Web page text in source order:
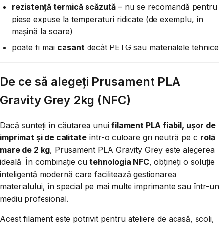
rezistență termică scăzută – nu se recomandă pentru
piese expuse la temperaturi ridicate (de exemplu, în
mașină la soare)
poate fi mai casant decât PETG sau materialele tehnice
De ce să alegeți Prusament PLA
Gravity Grey 2kg (NFC)
Dacă sunteți în căutarea unui filament PLA fiabil, ușor de
imprimat și de calitate într-o culoare gri neutră pe o rolă
mare de 2 kg, Prusament PLA Gravity Grey este alegerea
ideală. În combinație cu tehnologia NFC, obțineți o soluție
inteligentă modernă care facilitează gestionarea
materialului, în special pe mai multe imprimante sau într-un
mediu profesional.
Acest filament este potrivit pentru ateliere de acasă, școli,